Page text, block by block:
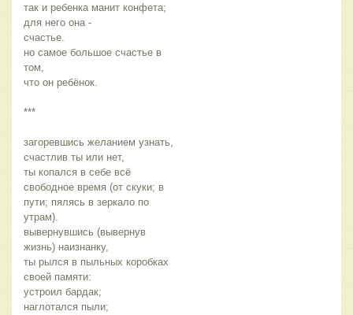
так и ребенка манит конфета;
для него она -
счастье.
но самое большое счастье в
том,
что он ребёнок.
***
загоревшись желанием узнать,
счастлив ты или нет,
ты копался в себе всё
свободное время (от скуки; в
пути; пялясь в зеркало по
утрам).
вывернувшись (вывернув
жизнь) наизнанку,
ты рылся в пыльных коробках
своей памяти:
устроил бардак;
наглотался пыли;